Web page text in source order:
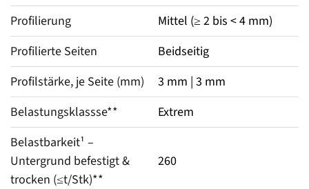
Profilierung
Mittel (≥ 2 bis < 4 mm)
Profilierte Seiten
Beidseitig
Profilstärke, je Seite (mm)
3 mm | 3 mm
Belastungsklassse**
Extrem
Belastbarkeit¹ –
Untergrund befestigt &
trocken (≤t/Stk)**
260